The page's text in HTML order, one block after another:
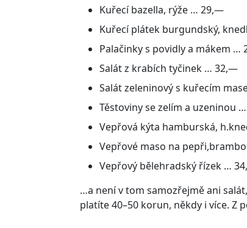
Kuřecí bazella, rýže … 29,—
Kuřecí plátek burgundský,
Palačinky s povidly a mákem …
Salát z krabích tyčinek … 32,—
Salát zeleninový s kuřecím
Těstoviny se zelím a uzeninou
Vepřová kýta hamburská,
Vepřové maso na
Vepřový bělehradský řízek …
…a není v tom samozřejmě ani
platíte 40–50 korun, někdy i více. Z